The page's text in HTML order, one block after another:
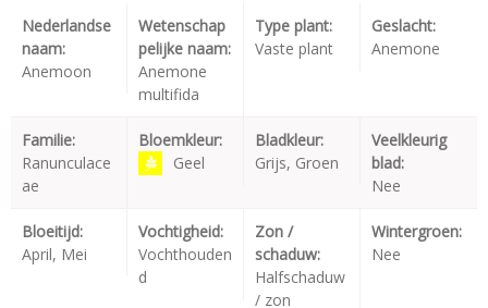
Nederlandse
naam:
Anemoon
Wetenschap
pelijke naam:
Anemone
multifida
Type plant:
Vaste plant
Geslacht:
Anemone
Familie:
Ranunculace
ae
Bloemkleur:
Geel
Bladkleur:
Grijs, Groen
Veelkleurig
blad:
Nee
Bloeitijd:
April, Mei
Vochtigheid:
Vochthouden
d
Zon /
schaduw:
Halfschaduw
/ zon
Wintergroen:
Nee